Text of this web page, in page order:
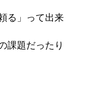
る」って出来
課題だったり